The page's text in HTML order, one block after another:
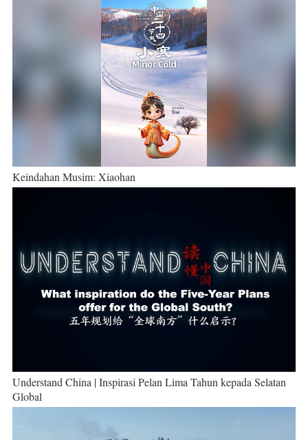
Keindahan Musim: Xiaohan
Understand China | Inspirasi Pelan Lima Tahun kepada Selatan
Global